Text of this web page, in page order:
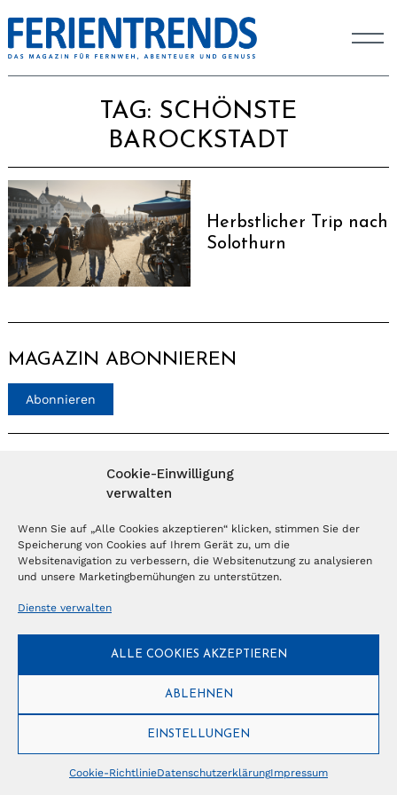
Cookie-Einwilligung
verwalten
Wenn Sie auf „Alle Cookies akzeptieren“ klicken, stimmen Sie der
Speicherung von Cookies auf Ihrem Gerät zu, um die
Websitenavigation zu verbessern, die Websitenutzung zu analysieren
und unsere Marketingbemühungen zu unterstützen.
Dienste verwalten
ALLE COOKIES AKZEPTIEREN
ABLEHNEN
EINSTELLUNGEN
Cookie-RichtlinieDatenschutzerklärungImpressum
TAG: SCHÖNSTE
BAROCKSTADT
Herbstlicher Trip nach
Solothurn
MAGAZIN ABONNIEREN
Abonnieren
NEWSLETTER
© Copyright 2026 – Ferientrends //info@tlvg.ch// +41 31 300 30 85 //